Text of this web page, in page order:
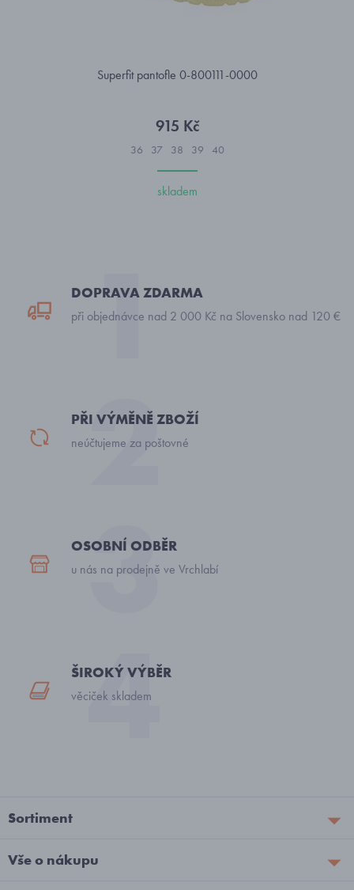
Superfit pantofle 0-800111-0000
915 Kč
36 37 38 39 40
skladem
DOPRAVA ZDARMA
při objednávce nad 2 000 Kč na Slovensko nad 120 €
PŘI VÝMĚNĚ ZBOŽÍ
neúčtujeme za poštovné
OSOBNÍ ODBĚR
u nás na prodejně ve Vrchlabí
ŠIROKÝ VÝBĚR
věciček skladem
Sortiment
Vše o nákupu